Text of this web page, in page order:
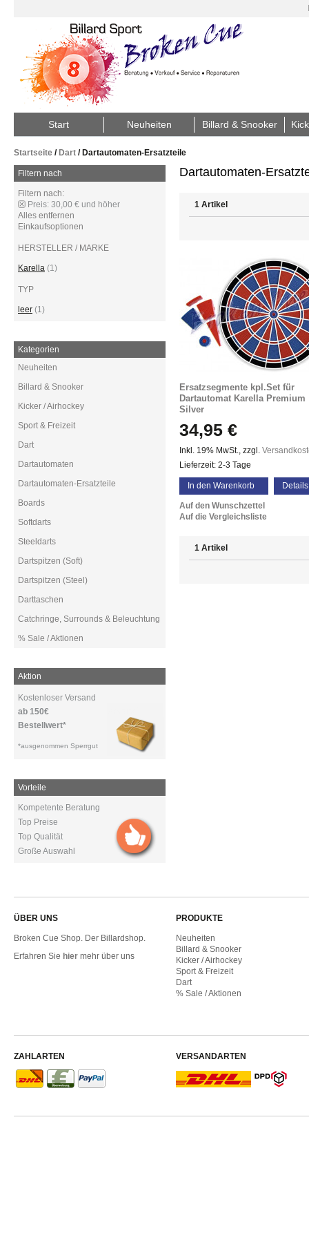
Start Neuheiten Billard & Snooker
Startseite / Dart / Dartautomaten-Ersatzteile
Dartautomaten-
1 Artikel
Ersatzsegmente kpl.Set für
Dartautomat Karella Premium
Silver
34,95 €
Inkl. 19% MwSt., zzgl.
Lieferzeit: 2-3 Tage
In den Warenkorb Details
Auf den Wunschzettel
Auf die Vergleichsliste
1 Artikel
Filtern nach
Filtern nach:
Preis: 30,00 € und höher
Alles entfernen
Einkaufsoptionen
HERSTELLER / MARKE
Karella (1)
TYP
leer (1)
Kategorien
Neuheiten
Billard & Snooker
Kicker / Airhockey
Sport & Freizeit
Dart
Dartautomaten
Dartautomaten-Ersatzteile
Boards
Softdarts
Steeldarts
Dartspitzen (Soft)
Dartspitzen (Steel)
Darttaschen
Catchringe, Surrounds & Beleuchtung
% Sale / Aktionen
Aktion
Kostenloser Versand
ab 150€
Bestellwert*
*ausgenommen Sperrgut
Vorteile
Kompetente Beratung
Top Preise
Top Qualität
Große Auswahl
ÜBER UNS
Broken Cue Shop. Der Billardshop.
Erfahren Sie hier mehr über uns
PRODUKTE
Neuheiten
Billard & Snooker
Kicker / Airhockey
Sport & Freizeit
Dart
% Sale / Aktionen
ZAHLARTEN VERSANDARTEN